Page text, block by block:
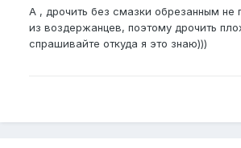
А , дрочить без смазки обрезанным не
из воздержанцев, поэтому дрочить
спрашивайте откуда я это знаю)))